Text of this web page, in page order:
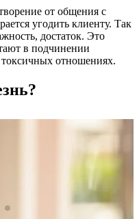
от общения с
угодить клиенту. Так
достаток. Это
в подчинении
токсичных отношениях.